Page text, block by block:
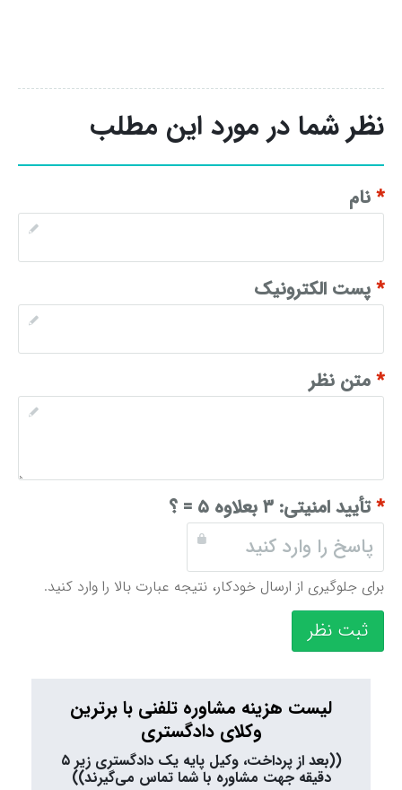
نظر شما در مورد این مطلب
*نام
*پست الکترونیک
*متن نظر
*تأیید امنیتی: ۳ بعلاوه ۵ = ؟
برای جلوگیری از ارسال خودکار، نتیجه عبارت بالا را وارد کنید.
ثبت نظر
لیست هزینه مشاوره تلفنی با برترین
وکلای دادگستری
((بعد از پرداخت، وکیل پایه یک دادگستری زیر ۵
دقیقه جهت مشاوره با شما تماس می‌گیرند))